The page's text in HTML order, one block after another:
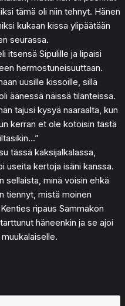
tämä oli niin tehnyt. Hänen
kukaan kissa ylipäätään
seurassa.
itsensä Sipulille ja lipaisi
hermostuneisuuttaan.
uusille kissoille, sillä
äänessä näissä tilanteissa.
tajusi kysyä naaraalta, kun
kerran et ole kotoisin tästä
tässä kaksijalkalassa,
useita kertoja isäni kanssa.
sellaista, minä voisin ehkä
tiennyt, mistä moinen
ripaus Sammakon
häneenkin ja se ajoi